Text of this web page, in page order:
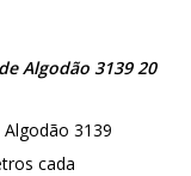
Algodão 3139 20
3139
cada